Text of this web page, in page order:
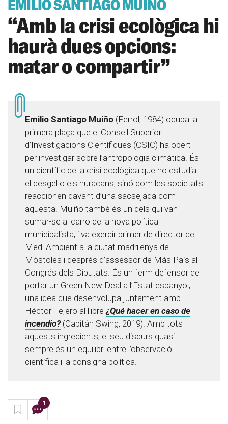
EMILIO SANTIAGO MUIÑO
“Amb la crisi ecològica hi
haurà dues opcions:
matar o compartir”
Emilio Santiago Muiño (Ferrol, 1984) ocupa la
primera plaça que el Consell Superior
d’Investigacions Científiques (CSIC) ha obert
per investigar sobre l’antropologia climàtica. És
un científic de la crisi ecològica que no estudia
el desgel o els huracans, sinó com les societats
reaccionen davant d’una sacsejada com
aquesta. Muiño també és un dels qui van
sumar-se al carro de la nova política
municipalista, i va exercir primer de director de
Medi Ambient a la ciutat madrilenya de
Móstoles i després d’assessor de Más País al
Congrés dels Diputats. És un ferm defensor de
portar un Green New Deal a l’Estat espanyol,
una idea que desenvolupa juntament amb
Héctor Tejero al llibre¿Qué hacer en caso de
incendio?(Capitán Swing, 2019). Amb tots
aquests ingredients, el seu discurs quasi
sempre és un equilibri entre l’observació
científica i la consigna política.
1